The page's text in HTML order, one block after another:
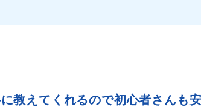
教えてくれるので初心者さんも